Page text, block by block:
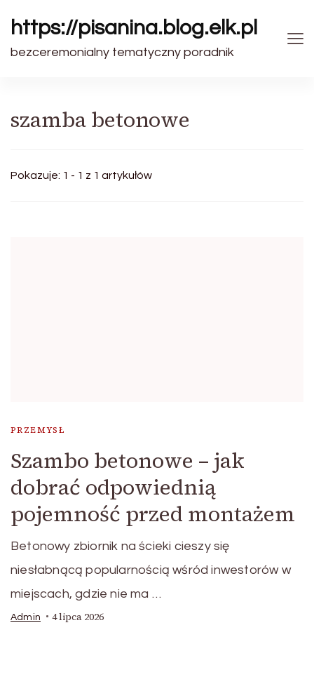
https://pisanina.blog.elk.pl
bezceremonialny tematyczny poradnik
szamba betonowe
Pokazuje: 1 - 1 z 1 artykułów
PRZEMYSŁ
Szambo betonowe – jak
dobrać odpowiednią
pojemność przed montażem
Betonowy zbiornik na ścieki cieszy się
niesłabnącą popularnością wśród inwestorów w
miejscach, gdzie nie ma …
Admin 4 lipca 2026